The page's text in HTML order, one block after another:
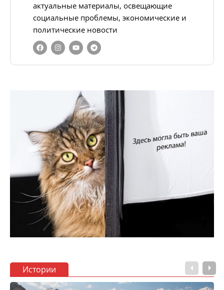
актуальные материалы, освещающие
социальные проблемы, экономические и
политические новости
Истории